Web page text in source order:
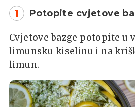
1 Potopite cvjetove
Cvjetove bazge potopite u
limunsku kiselinu i na
limun.